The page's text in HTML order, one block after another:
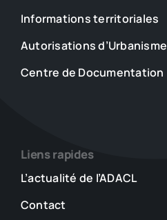
Informations territoriales
Autorisations d’Urbanisme
Centre de Documentation
Liens rapides
L’actualité de l’ADACL
Contact